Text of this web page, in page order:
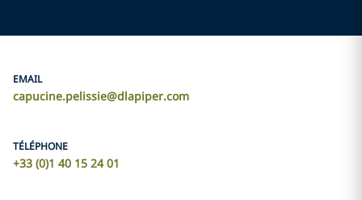
EMAIL
capucine.pelissie@dlapiper.com
TÉLÉPHONE
+33 (0)1 40 15 24 01